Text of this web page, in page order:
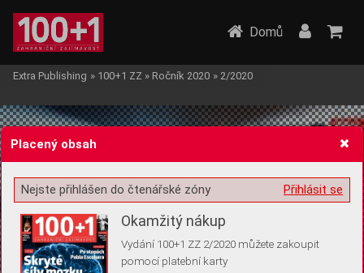
Žádost o souhlas s ukládáním volitelných informací
Domů
Extra Publishing » 100+1 ZZ » Ročník 2020 » 2/2020
Placený obsah
Přihlásit se
Nejste přihlášen do čtenářské zóny
Okamžitý nákup
Vydání 100+1 ZZ 2/2020 můžete zakoupit
pomocí platební karty